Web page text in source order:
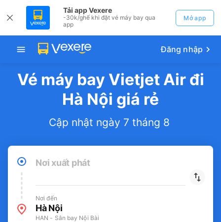
Tải app Vexere
-30k/ghế khi đặt vé máy bay qua
app
Mở app
Đăng nhập
Vé máy bay Vietjet Air đi
Hà Nội giá rẻ
Cập nhật ngày 7 tháng 8
Nơi xuất phát
Nơi đến
Hà Nội
HAN - Sân bay Nội Bài